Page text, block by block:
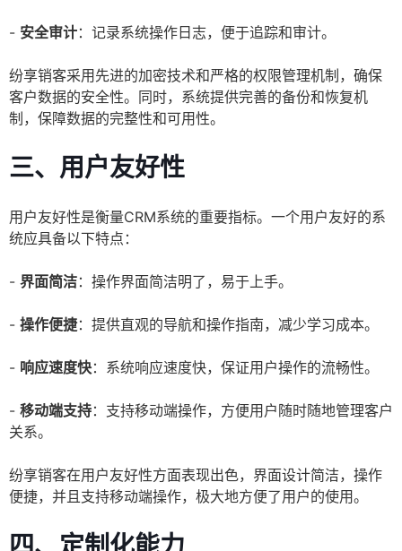
- 安全审计：记录系统操作日志，便于追踪和审计。
纷享销客采用先进的加密技术和严格的权限管理机制，确保
客户数据的安全性。同时，系统提供完善的备份和恢复机
制，保障数据的完整性和可用性。
三、用户友好性
用户友好性是衡量CRM系统的重要指标。一个用户友好的系
统应具备以下特点：
- 界面简洁：操作界面简洁明了，易于上手。
- 操作便捷：提供直观的导航和操作指南，减少学习成本。
- 响应速度快：系统响应速度快，保证用户操作的流畅性。
- 移动端支持：支持移动端操作，方便用户随时随地管理客户
关系。
纷享销客在用户友好性方面表现出色，界面设计简洁，操作
便捷，并且支持移动端操作，极大地方便了用户的使用。